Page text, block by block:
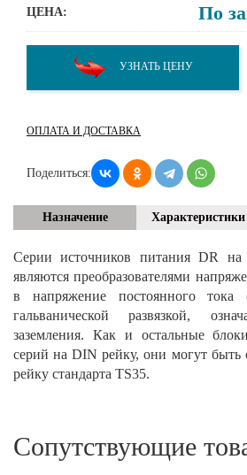
ЦЕНА: По
УЗНАТЬ ЦЕНУ
ОПЛАТА И ДОСТАВКА
Поделиться:
Назначение Характеристики
Серии источников питания DR
являются преобразователями
в напряжение постоянного
гальванической развязкой,
заземления. Как и остальные
серий на DIN рейку, они могут
рейку стандарта TS35.
Сопутствующие